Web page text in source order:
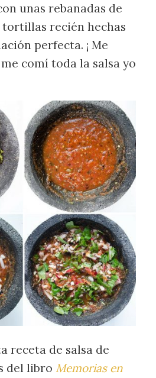
unas rebanadas de
tortillas recién hechas
perfecta. ¡ Me
comí toda la salsa yo
receta de salsa de
del libro Memorias en